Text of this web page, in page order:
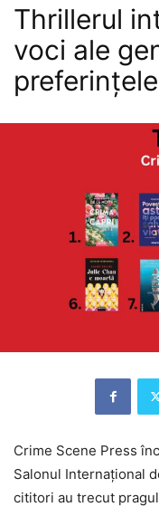
Thrillerul
voci ale
Crime Scene Press
Salonul Internațional
cititori au trecut